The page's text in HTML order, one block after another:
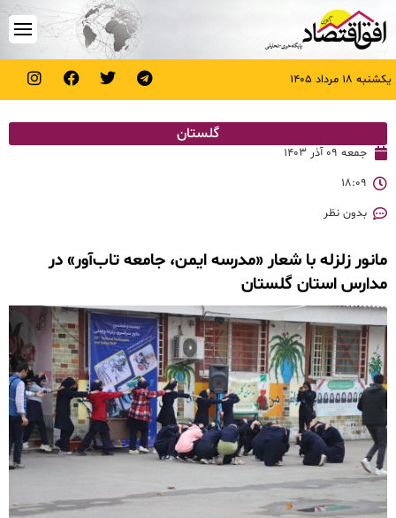
یکشنبه ۱۸ مرداد ۱۴۰۵
گلستان
جمعه ۰۹ آذر ۱۴۰۳
۱۸:۰۹
بدون نظر
مانور زلزله با شعار «مدرسه ایمن، جامعه تاب‌آور» در
مدارس استان گلستان